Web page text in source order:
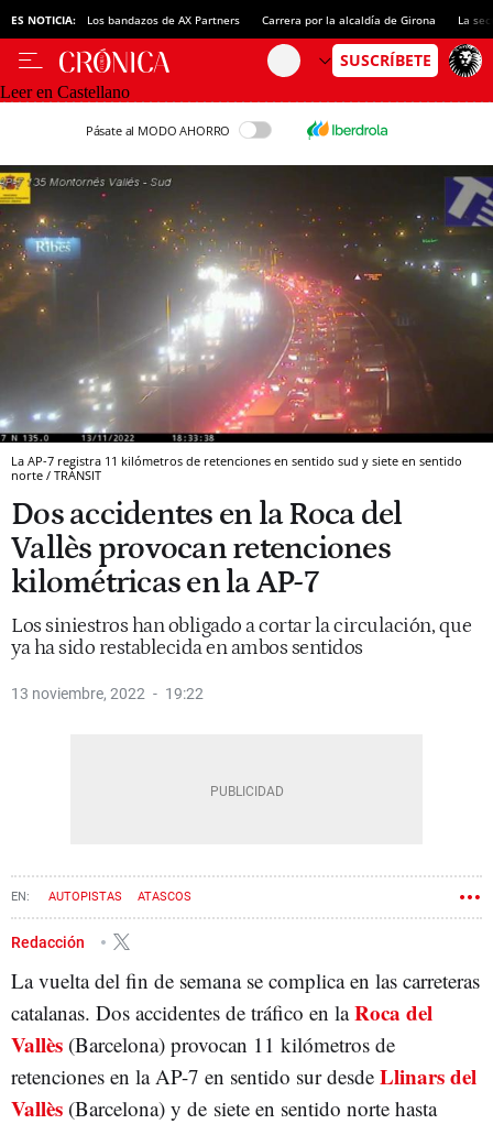
ES NOTICIA: Los bandazos de AX Partners Carrera por la alcaldía de Girona La
Leer en Castellano
Pásate al MODO AHORRO
La AP-7 registra 11 kilómetros de retenciones en sentido sud y siete en sentido
norte / TRÀNSIT
Dos accidentes en la Roca del
Vallès provocan retenciones
kilométricas en la AP-7
Los siniestros han obligado a cortar la circulación, que
ya ha sido restablecida en ambos sentidos
13 noviembre, 2022 19:22
AUTOPISTAS ATASCOS
Redacción
La vuelta del fin de semana se complica en las carreteras
catalanas. Dos accidentes de tráfico en laRoca del
Vallès (Barcelona) provocan 11 kilómetros de
retenciones en la AP-7 en sentido sur desde Llinars del
Vallès (Barcelona) y de siete en sentido norte hasta